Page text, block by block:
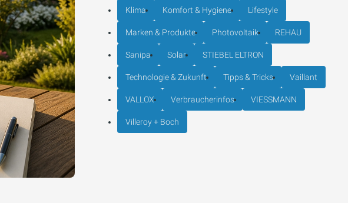
Klima Komfort & Hygiene Lifestyle
Marken & Produkte Photovoltaik REHAU
Sanipa Solar STIEBEL ELTRON
Technologie & Zukunft Tipps & Tricks Vaillant
VALLOX Verbraucherinfos VIESSMANN
Villeroy + Boch